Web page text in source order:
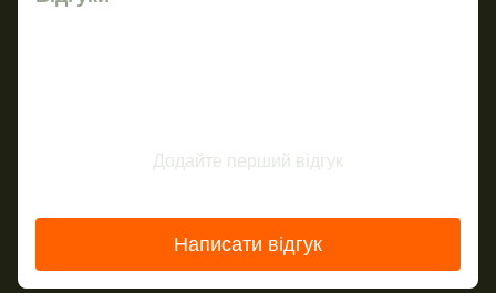
Додайте перший відгук
Написати відгук